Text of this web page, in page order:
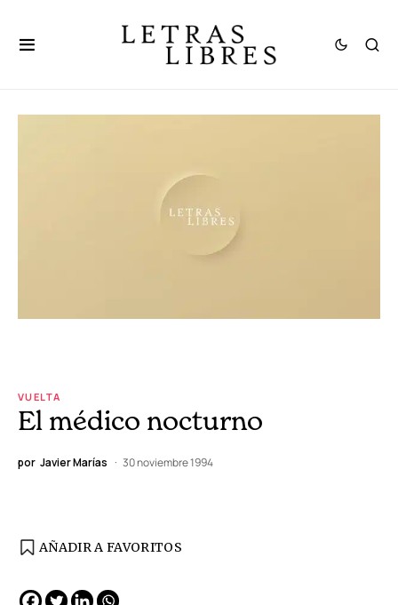
VUELTA
El médico nocturno
por Javier Marías 30 noviembre 1994
AÑADIR A FAVORITOS